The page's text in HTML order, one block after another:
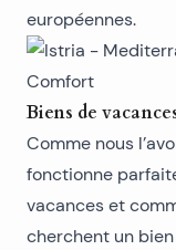
européennes.
Biens de
Comme nous
fonctionne
vacances et
cherchent un